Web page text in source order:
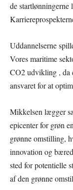
de startlønningerne
Uddannelserne
Vores maritime
CO2 udvikling , da
ansvaret for at
Mikkelsen lægger
epicenter for grøn
grønne omstilling,
innovation og
sted for potentielle
af den grønne